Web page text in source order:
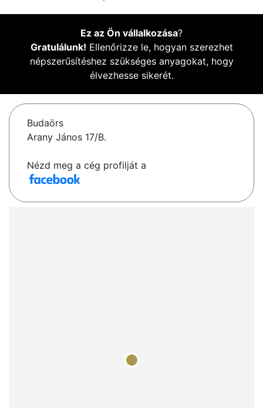
Ez az Ön vállalkozása?
Gratulálunk! Ellenőrizze le, hogyan szerezhet
népszerűsítéshez szükséges anyagokat, hogy
élvezhesse sikerét.
Budaörs
Arany János 17/B.
Nézd meg a cég profilját a